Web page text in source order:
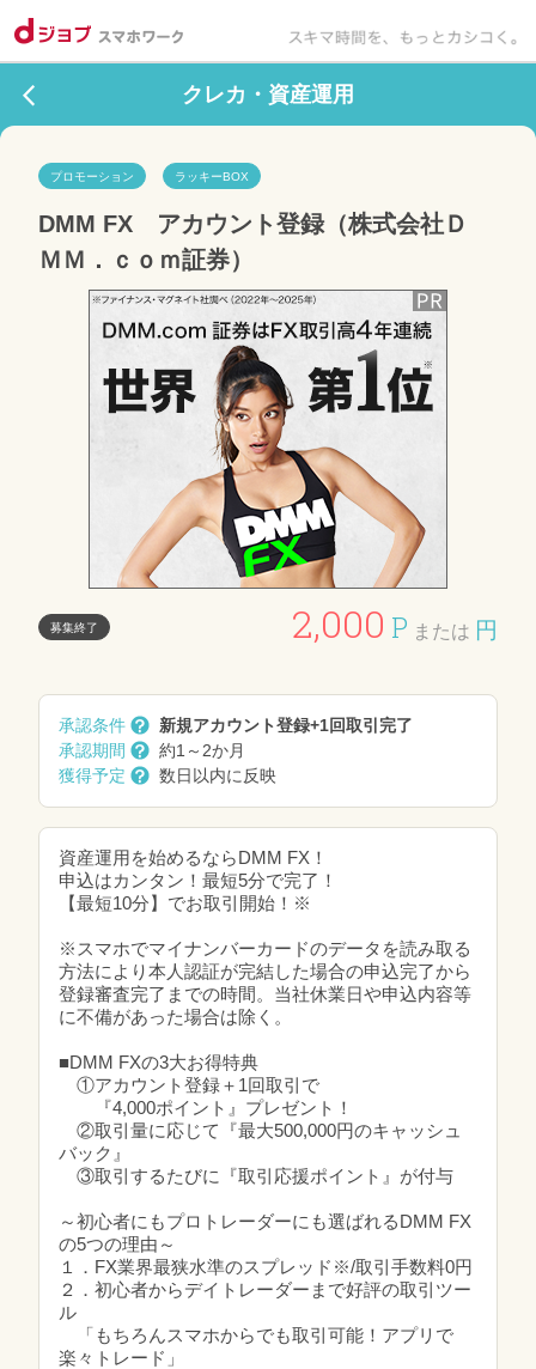
クレカ・資産運用
プロモーション ラッキーBOX
DMM FX　アカウント登録（株式会社Ｄ
ＭＭ．ｃｏｍ証券）
募集終了 2,000 P または 円
承認条件
新規アカウント登録+1回取引完了
承認期間
約1～2か月
獲得予定
数日以内に反映
資産運用を始めるならDMM FX！
申込はカンタン！最短5分で完了！
【最短10分】でお取引開始！※
※スマホでマイナンバーカードのデータを読み取る
方法により本人認証が完結した場合の申込完了から
登録審査完了までの時間。当社休業日や申込内容等
に不備があった場合は除く。
■DMM FXの3大お得特典
①アカウント登録＋1回取引で
『4,000ポイント』プレゼント！
②取引量に応じて『最大500,000円のキャッシュ
バック』
③取引するたびに『取引応援ポイント』が付与
～初心者にもプロトレーダーにも選ばれるDMM FX
の5つの理由～
１．FX業界最狭水準のスプレッド※/取引手数料0円
２．初心者からデイトレーダーまで好評の取引ツー
ル
「もちろんスマホからでも取引可能！アプリで
楽々トレード」